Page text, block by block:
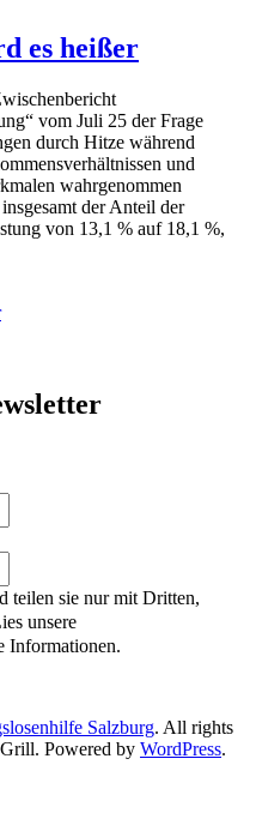
es heißer
vom Juli 25 der Frage
durch Hitze während
und
wahrgenommen
der Anteil der
von 13,1 % auf 18,1 %,
teilen sie nur mit Dritten,
unsere
Informationen.
Salzburg. All rights
Powered by WordPress.